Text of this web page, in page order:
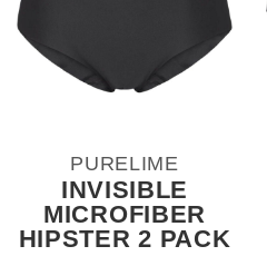
PURELIME
INVISIBLE
MICROFIBER
HIPSTER 2 PACK